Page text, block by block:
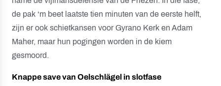
de pak ‘m beet laatste tien minuten van de eerste helft,
zijn er ook schietkansen voor Gyrano Kerk en Adam
Maher, maar hun pogingen worden in de kiem
gesmoord.
Knappe save van Oelschlägel in slotfase